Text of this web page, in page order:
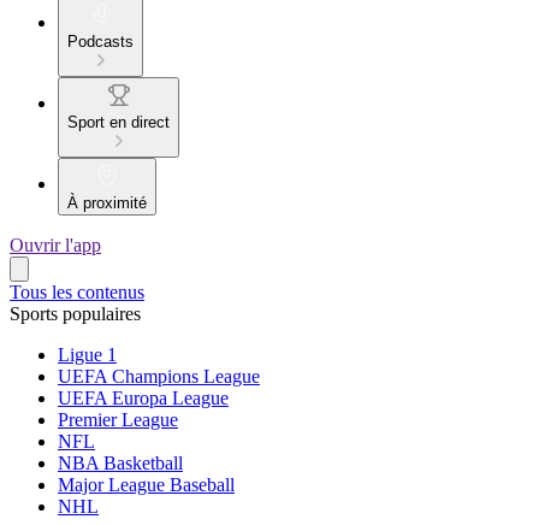
Podcasts
Sport en direct
À proximité
Ouvrir l'app
Tous les contenus
Sports populaires
Ligue 1
UEFA Champions League
UEFA Europa League
Premier League
NFL
NBA Basketball
Major League Baseball
NHL